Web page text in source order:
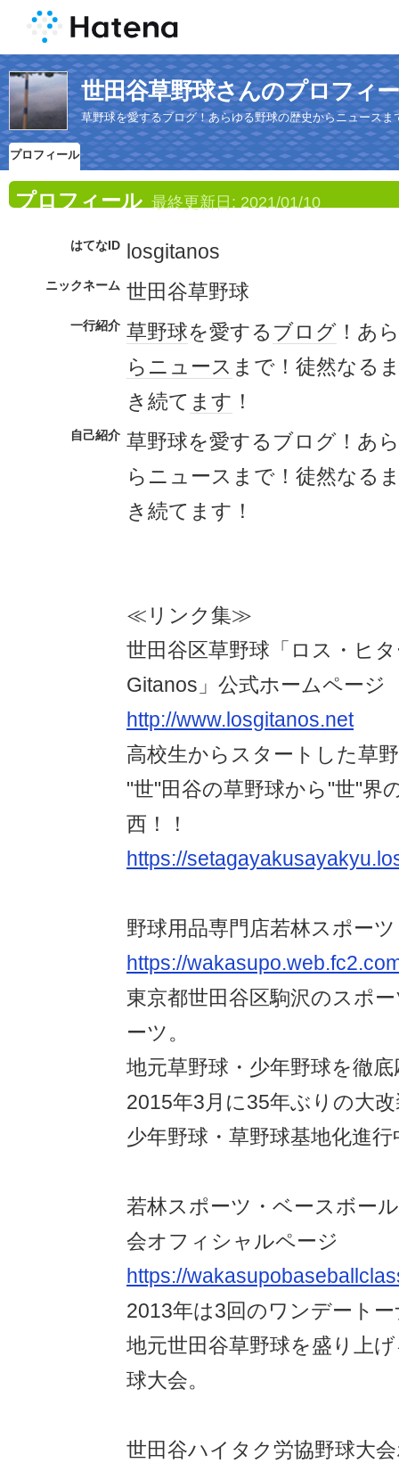
世田谷草野球さんのプロフィ
草野球を愛するブログ！あらゆる野球の歴史からニュース
プロフィール
プロフィール 最終更新日: 2021/01/10
はてなID losgitanos
ニックネーム 世田谷草野球
一行紹介 草野球を愛する ブログ ！あ
ら ニュース まで！徒然なる
き続て ます ！
自己紹介 草野球を愛するブログ！あ
らニュースまで！徒然なる
き続てます！
≪リンク集≫
世田谷区草野球「ロス・ヒ
Gitanos」公式ホームページ
http://www.losgitanos.net
高校生からスタートした草
"世"田谷の草野球から"世"界
西！！
https://
野球用品専門店若林スポーツ
https://
東京都世田谷区駒沢のスポ
ーツ。
地元草野球・少年野球を徹
2015年3月に35年ぶりの大
少年野球・草野球基地化進行
若林スポーツ・ベースボー
会オフィシャルページ
https://
2013年は3回のワンデート
地元世田谷草野球を盛り上
球大会。
世田谷ハイタク労協野球大